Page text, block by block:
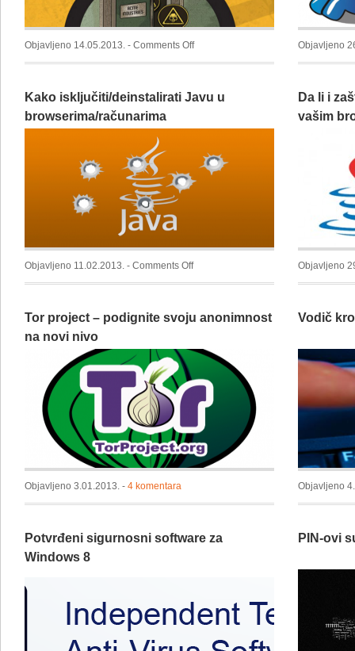
Objavljeno 14.05.2013. - Comments Offon
[INFOGRAFIKA]
5
u
kompjutera
Objavljeno
Kako isključiti/deinstalirati Javu u
browserima/računarima
Objavljeno 11.02.2013. - Comments Offon
Kako
Javu
browserima/računarima
Da li i
vašim
Objavljeno
Tor project – podignite svoju anonimnost
na novi nivo
Objavljeno 3.01.2013. - 4 komentara
Vodič
Objavljeno
Potvrđeni sigurnosni software za
Windows 8
PIN-ovi